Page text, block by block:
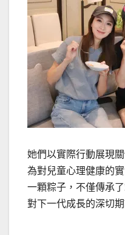
她們以實際行動展現
為對兒童心理健康的
一顆粽子，不僅傳承
對下一代成長的深切期